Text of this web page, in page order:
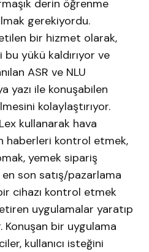
derin öğrenme
gerekiyordu.
bir hizmet olarak,
yükü kaldırıyor ve
ASR ve NLU
yazı ile konuşabilen
kolaylaştırıyor.
kullanarak hava
haberleri kontrol etmek,
yemek sipariş
en son satış/pazarlama
cihazı kontrol etmek
uygulamalar yaratıp
Konuşan bir uygulama
kullanıcı isteğini